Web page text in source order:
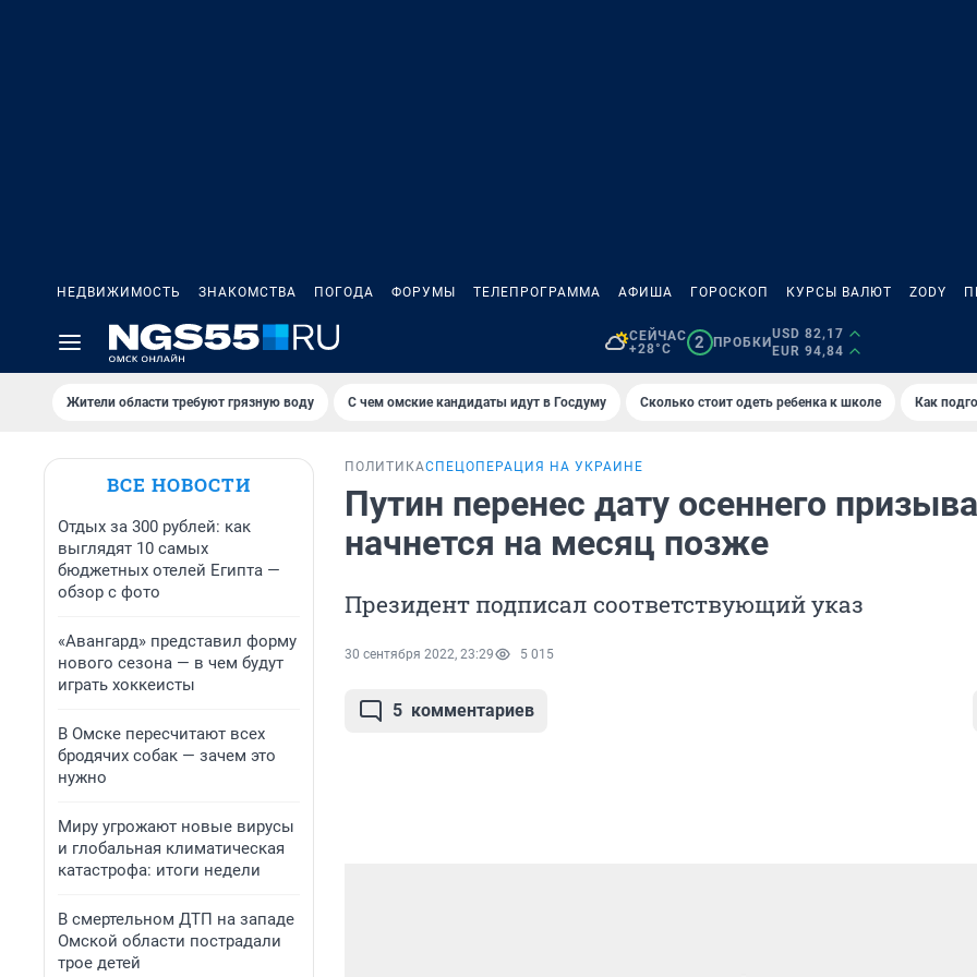
НЕДВИЖИМОСТЬ ЗНАКОМСТВА ПОГОДА ФОРУМЫ ТЕЛЕПРОГРАММА АФИША ГОРОСКОП КУРСЫ ВАЛЮТ ZODY
СЕЙЧАС
+28°C
2 ПРОБКИ
USD 82,17
EUR 94,84
Жители области требуют грязную воду С чем омские кандидаты идут в Госдуму Сколько стоит одеть ребенка к школе Как
ВСЕ НОВОСТИ
Отдых за 300 рублей: как
выглядят 10 самых
бюджетных отелей Египта —
обзор с фото
«Авангард» представил форму
нового сезона — в чем будут
играть хоккеисты
В Омске пересчитают всех
бродячих собак — зачем это
нужно
Миру угрожают новые вирусы
и глобальная климатическая
катастрофа: итоги недели
В смертельном ДТП на западе
Омской области пострадали
трое детей
ПОЛИТИКАСПЕЦОПЕРАЦИЯ НА УКРАИНЕ
Путин перенес дату осеннего
начнется на месяц позже
Президент подписал соответствующий указ
30 сентября 2022, 23:29 5 015
5 комментариев